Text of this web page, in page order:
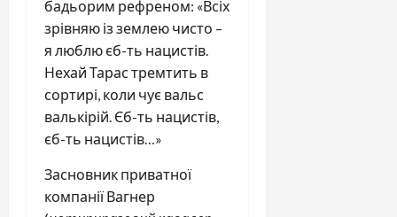
бадьорим рефреном: «Всіх
зрівняю із землею чисто –
я люблю єб-ть нацистів.
Нехай Тарас тремтить в
сортирі, коли чує вальс
валькірій. Єб-ть нацистів,
єб-ть нацистів…»
Засновник приватної
компанії Вагнер